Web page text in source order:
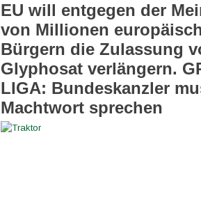
EU will entgegen der
von Millionen
Bürgern die Zulassung
Glyphosat verlängern.
LIGA: Bundeskanzler
Machtwort sprechen